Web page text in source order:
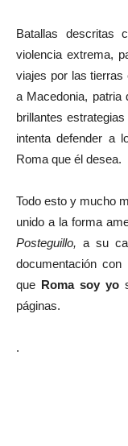
Batallas descritas
violencia extrema,
viajes por las tierras
a Macedonia, patria
brillantes
intenta defender a
Roma que él desea.
Todo esto y mucho
unido a la forma
Posteguillo, a su
documentación
que Roma soy yo
páginas.
.